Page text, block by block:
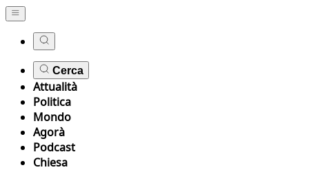
Cerca
Attualità
Politica
Mondo
Agorà
Podcast
Chiesa